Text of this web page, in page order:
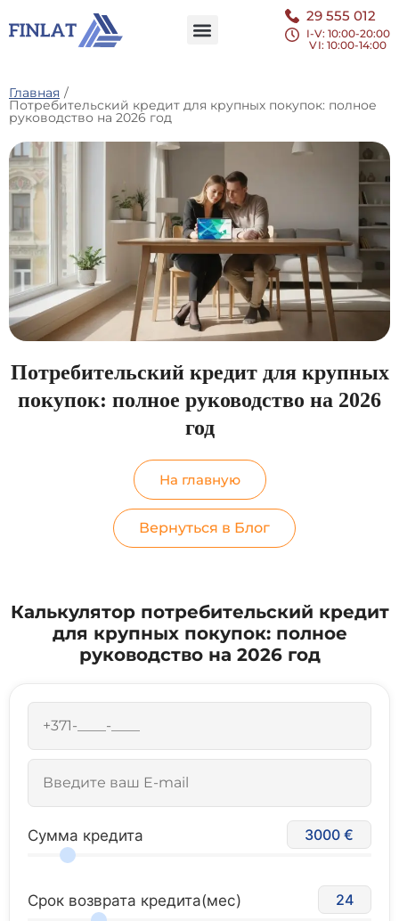
29 555 012
I-V: 10:00-20:00
VI: 10:00-14:00
Главная /
Потребительский кредит для крупных покупок: полное
руководство на 2026 год
Потребительский кредит для крупных
покупок: полное руководство на 2026
год
На главную
Вернуться в Блог
Калькулятор потребительский кредит
для крупных покупок: полное
руководство на 2026 год
Сумма кредита 3000
Срок возврата кредита(мес) 24